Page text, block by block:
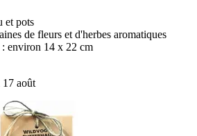
et pots
de fleurs et d'herbes aromatiques
environ 14 x 22 cm
août